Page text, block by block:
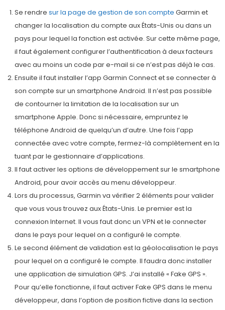
Se rendre sur la page de gestion de son compte Garmin et
changer la localisation du compte aux États-Unis ou dans un
pays pour lequel la fonction est activée. Sur cette même page,
il faut également configurer l’authentification à deux facteurs
avec au moins un code par e-mail si ce n’est pas déjà le cas.
Ensuite il faut installer l’app Garmin Connect et se connecter à
son compte sur un smartphone Android. Il n’est pas possible
de contourner la limitation de la localisation sur un
smartphone Apple. Donc si nécessaire, empruntez le
téléphone Android de quelqu’un d’autre. Une fois l’app
connectée avec votre compte, fermez-là complètement en la
tuant par le gestionnaire d’applications.
Il faut activer les options de développement sur le smartphone
Android, pour avoir accès au menu développeur.
Lors du processus, Garmin va vérifier 2 éléments pour valider
que vous vous trouvez aux États-Unis. Le premier est la
connexion Internet. Il vous faut donc un VPN et le connecter
dans le pays pour lequel on a configuré le compte.
Le second élément de validation est la géolocalisation le pays
pour lequel on a configuré le compte. Il faudra donc installer
une application de simulation GPS. J’ai installé « Fake GPS ».
Pour qu’elle fonctionne, il faut activer Fake GPS dans le menu
développeur, dans l’option de position fictive dans la section